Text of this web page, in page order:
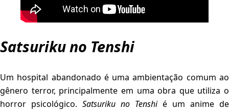
Satsuriku no Tenshi
Um hospital abandonado é uma ambientação comum ao
gênero terror, principalmente em uma obra que utiliza o
horror psicológico. Satsuriku no Tenshié um anime de